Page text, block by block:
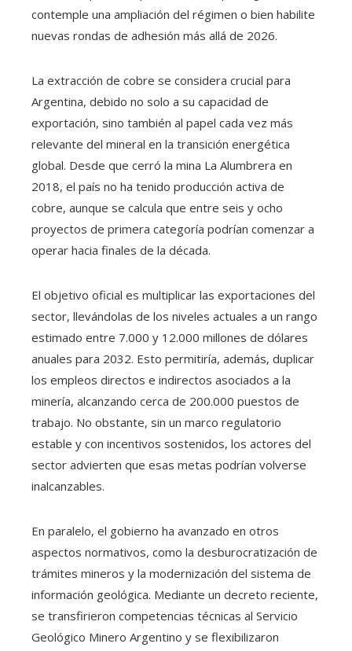
contemple una ampliación del régimen o bien habilite
nuevas rondas de adhesión más allá de 2026.
La extracción de cobre se considera crucial para
Argentina, debido no solo a su capacidad de
exportación, sino también al papel cada vez más
relevante del mineral en la transición energética
global. Desde que cerró la mina La Alumbrera en
2018, el país no ha tenido producción activa de
cobre, aunque se calcula que entre seis y ocho
proyectos de primera categoría podrían comenzar a
operar hacia finales de la década.
El objetivo oficial es multiplicar las exportaciones del
sector, llevándolas de los niveles actuales a un rango
estimado entre 7.000 y 12.000 millones de dólares
anuales para 2032. Esto permitiría, además, duplicar
los empleos directos e indirectos asociados a la
minería, alcanzando cerca de 200.000 puestos de
trabajo. No obstante, sin un marco regulatorio
estable y con incentivos sostenidos, los actores del
sector advierten que esas metas podrían volverse
inalcanzables.
En paralelo, el gobierno ha avanzado en otros
aspectos normativos, como la desburocratización de
trámites mineros y la modernización del sistema de
información geológica. Mediante un decreto reciente,
se transfirieron competencias técnicas al Servicio
Geológico Minero Argentino y se flexibilizaron